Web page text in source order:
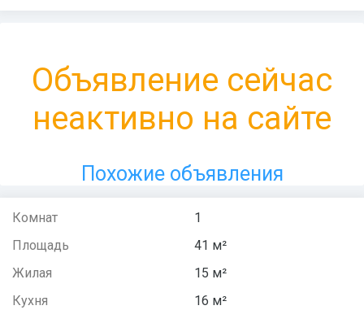
Объявление сейчас
неактивно на сайте
Похожие объявления
Комнат
1
Площадь
41 м²
Жилая
15 м²
Кухня
16 м²